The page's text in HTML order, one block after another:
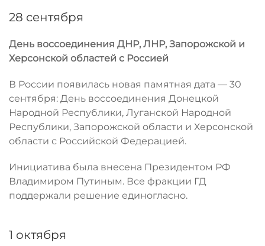
28 сентября
День воссоединения ДНР, ЛНР, Запорожской и
Херсонской областей с Россией
В России появилась новая памятная дата — 30
сентября: День воссоединения Донецкой
Народной Республики, Луганской Народной
Республики, Запорожской области и Херсонской
области с Российской Федерацией.
Инициатива была внесена Президентом РФ
Владимиром Путиным. Все фракции ГД
поддержали решение единогласно.
1 октября